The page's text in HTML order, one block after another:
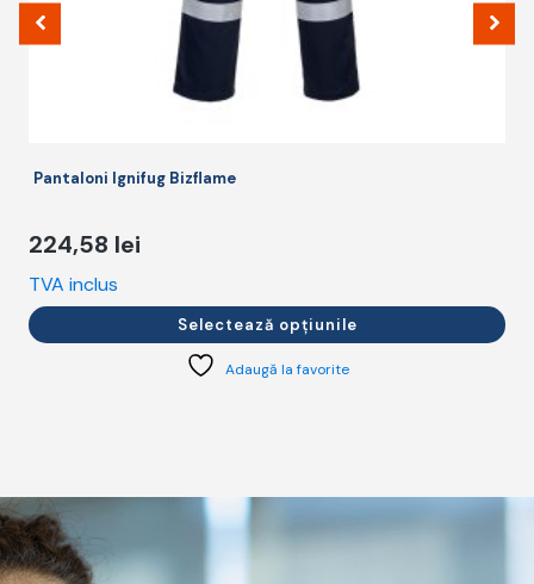
Pantaloni Ignifug Bizflame
224,58 lei
TVA inclus
Selectează opțiunile
produsului.
Adaugă la favorite